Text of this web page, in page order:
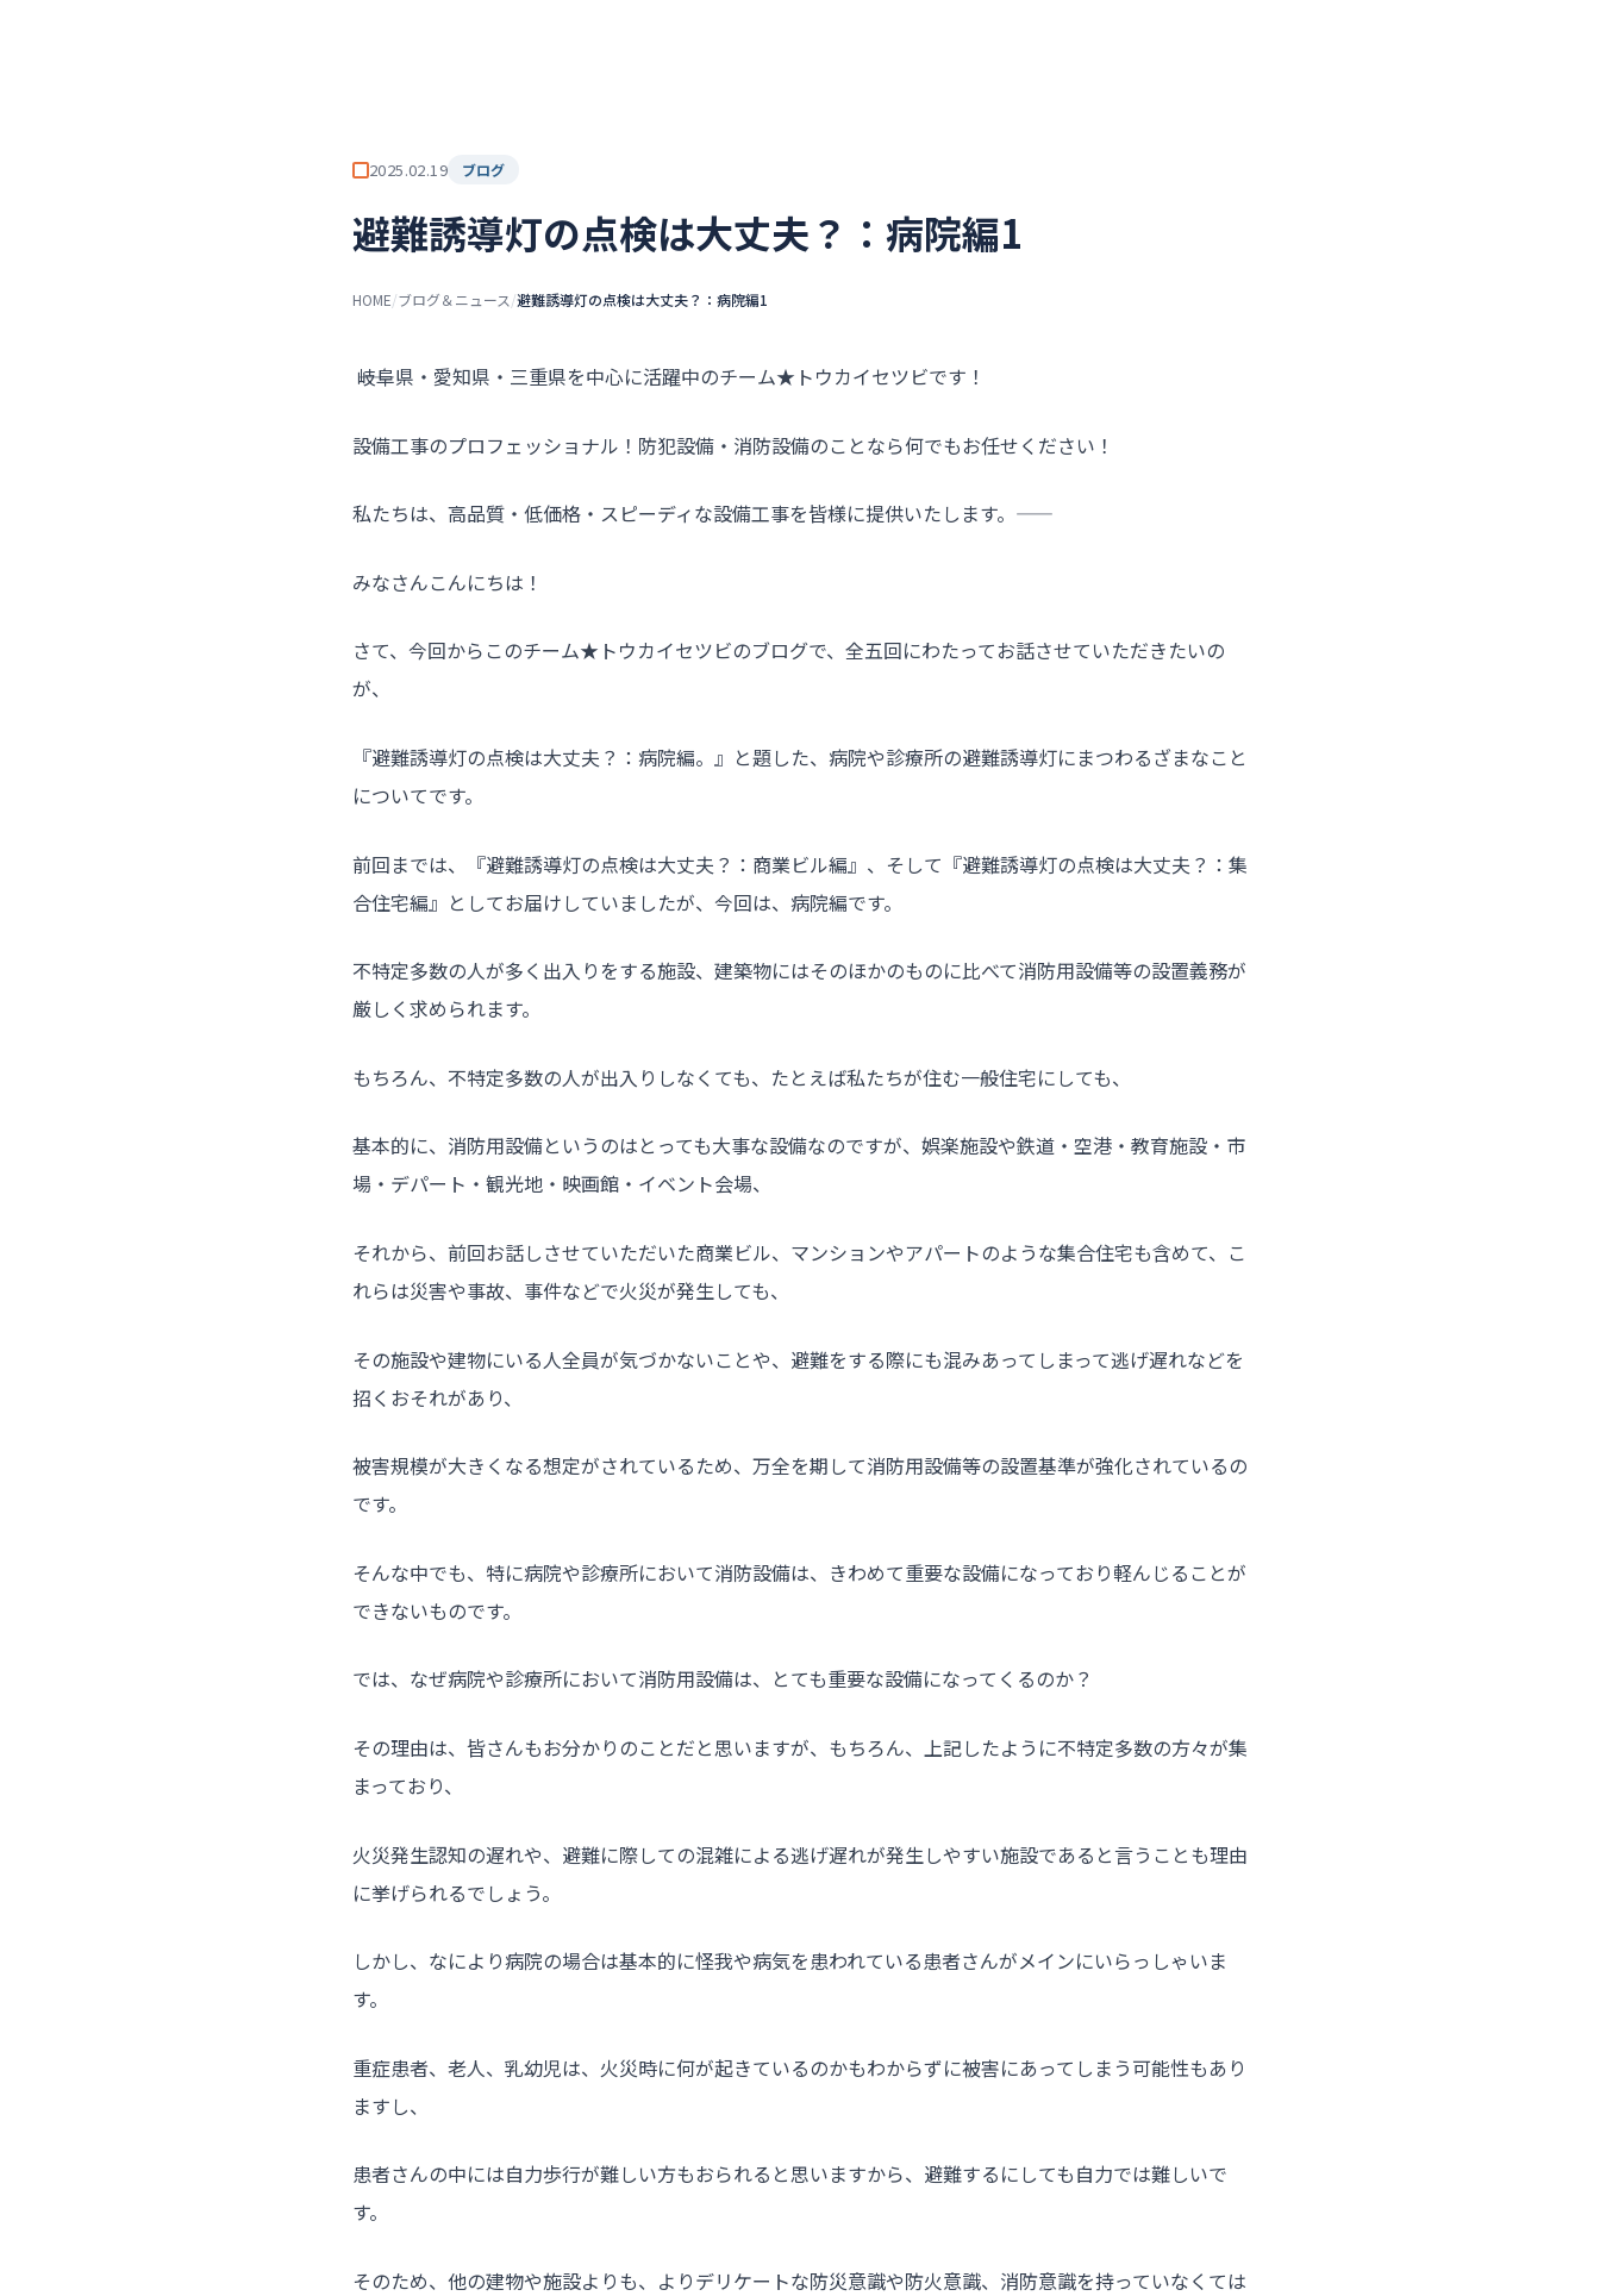
2025.02.19 ブログ
避難誘導灯の点検は大丈夫？：病院編1
HOME/ブログ＆ニュース/避難誘導灯の点検は大丈夫？：病院編1
――岐阜県・愛知県・三重県を中心に活躍中のチーム★トウカイセツビです！
設備工事のプロフェッショナル！防犯設備・消防設備のことなら何でもお任せください！
私たちは、高品質・低価格・スピーディな設備工事を皆様に提供いたします。――
みなさんこんにちは！
さて、今回からこのチーム★トウカイセツビのブログで、全五回にわたってお話させていただきたいの
が、
『避難誘導灯の点検は大丈夫？：病院編。』と題した、病院や診療所の避難誘導灯にまつわるざまなこと
についてです。
前回までは、『避難誘導灯の点検は大丈夫？：商業ビル編』、そして『避難誘導灯の点検は大丈夫？：集
合住宅編』としてお届けしていましたが、今回は、病院編です。
不特定多数の人が多く出入りをする施設、建築物にはそのほかのものに比べて消防用設備等の設置義務が
厳しく求められます。
もちろん、不特定多数の人が出入りしなくても、たとえば私たちが住む一般住宅にしても、
基本的に、消防用設備というのはとっても大事な設備なのですが、娯楽施設や鉄道・空港・教育施設・市
場・デパート・観光地・映画館・イベント会場、
それから、前回お話しさせていただいた商業ビル、マンションやアパートのような集合住宅も含めて、こ
れらは災害や事故、事件などで火災が発生しても、
その施設や建物にいる人全員が気づかないことや、避難をする際にも混みあってしまって逃げ遅れなどを
招くおそれがあり、
被害規模が大きくなる想定がされているため、万全を期して消防用設備等の設置基準が強化されているの
です。
そんな中でも、特に病院や診療所において消防設備は、きわめて重要な設備になっており軽んじることが
できないものです。
では、なぜ病院や診療所において消防用設備は、とても重要な設備になってくるのか？
その理由は、皆さんもお分かりのことだと思いますが、もちろん、上記したように不特定多数の方々が集
まっており、
火災発生認知の遅れや、避難に際しての混雑による逃げ遅れが発生しやすい施設であると言うことも理由
に挙げられるでしょう。
しかし、なにより病院の場合は基本的に怪我や病気を患われている患者さんがメインにいらっしゃいま
す。
重症患者、老人、乳幼児は、火災時に何が起きているのかもわからずに被害にあってしまう可能性もあり
ますし、
患者さんの中には自力歩行が難しい方もおられると思いますから、避難するにしても自力では難しいで
す。
そのため、他の建物や施設よりも、よりデリケートな防災意識や防火意識、消防意識を持っていなくては